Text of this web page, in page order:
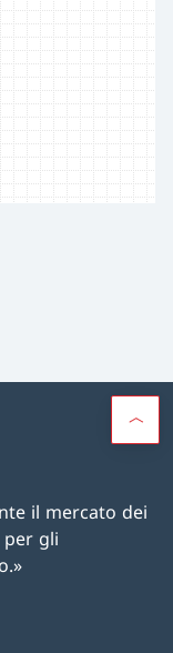
il mercato dei
gli